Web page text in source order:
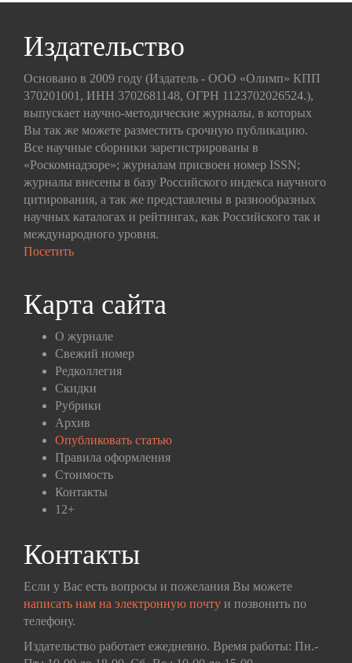
Издательство
Основано в 2009 году (Издатель - ООО «Олимп» КПП
370201001, ИНН 3702681148, ОГРН 1123702026524.),
выпускает научно-методические журналы, в которых
Вы так же можете разместить срочную публикацию.
Все научные сборники зарегистрированы в
«Роскомнадзоре»; журналам присвоен номер ISSN;
журналы внесены в базу Российского индекса научного
цитирования, а так же представлены в разнообразных
научных каталогах и рейтингах, как Российского так и
международного уровня.
Посетить
Карта сайта
О журнале
Свежий номер
Редколлегия
Скидки
Рубрики
Архив
Опубликовать статью
Правила оформления
Стоимость
Контакты
12+
Контакты
Если у Вас есть вопросы и пожелания Вы можете
написать нам на электронную почту и позвонить по
телефону.
Издательство работает ежедневно. Время работы: Пн.-